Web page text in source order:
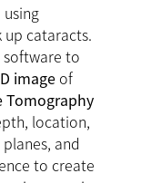
cataracts.
software to
image of
Tomography
location,
and
to create